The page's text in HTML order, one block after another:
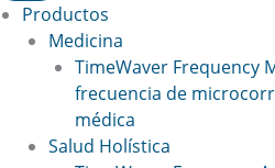
Productos
Medicina
TimeWaver Frequency
frecuencia de
médica
Salud Holística